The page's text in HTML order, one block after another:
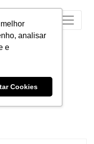
analisar
e
Cookies